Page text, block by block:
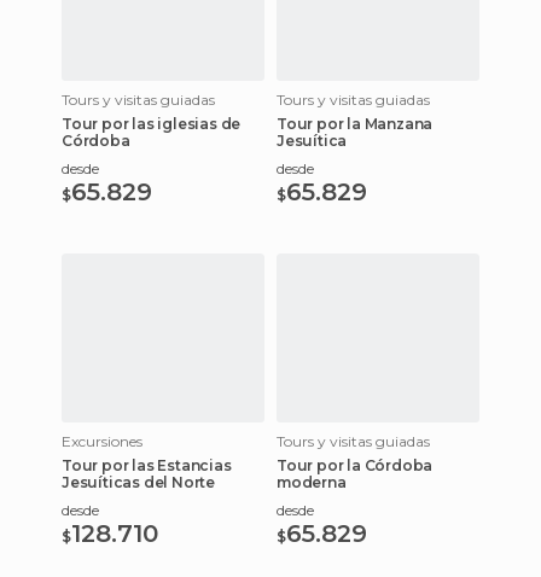
Tours y visitas guiadas
Tour por las iglesias de
Córdoba
desde
$65.829
Tours y visitas guiadas
Tour por la Manzana
Jesuítica
desde
$65.829
Excursiones
Tour por las Estancias
Jesuíticas del Norte
desde
$128.710
Tours y visitas guiadas
Tour por la Córdoba
moderna
desde
$65.829